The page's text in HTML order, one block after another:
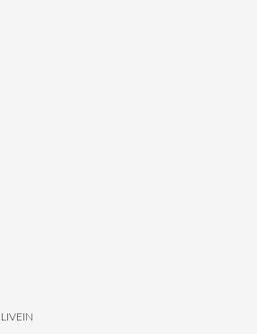
LIVEIN